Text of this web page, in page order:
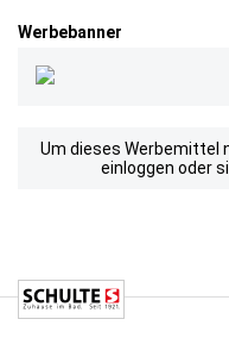
Werbebanner
Um dieses Werbemittel
einloggen oder